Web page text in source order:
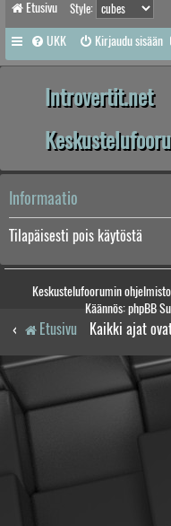
Etusivu Style:
UKK Kirjaudu sisään
Introvertit.net
Informaatio
Tilapäisesti pois käytöstä
Keskustelufoorumin
Käännös: phpBB
Etusivu Kaikki ajat